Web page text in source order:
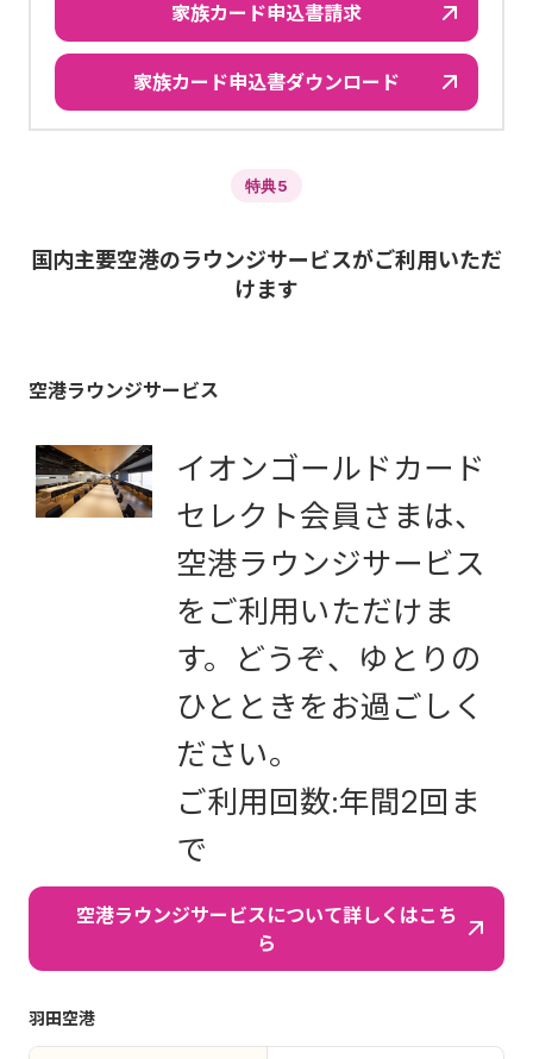
家族カード申込書請求
家族カード申込書ダウンロード
特典5
国内主要空港のラウンジサービスがご利用いただ
けます
空港ラウンジサービス
イオンゴールドカード
セレクト会員さまは、
空港ラウンジサービス
をご利用いただけま
す。どうぞ、ゆとりの
ひとときをお過ごしく
ださい。
ご利用回数:年間2回ま
で
空港ラウンジサービスについて詳しくはこち
ら
羽田空港